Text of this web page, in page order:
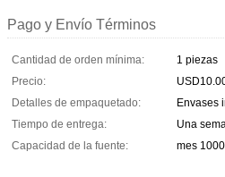
Pago y Envío Términos
Cantidad de orden mínima:
1 piezas
Precio:
Detalles de empaquetado:
Envases
Tiempo de entrega:
Una
Capacidad de la fuente:
mes